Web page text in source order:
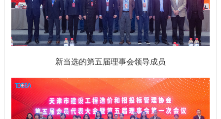
新当选的第五届理事会领导成员